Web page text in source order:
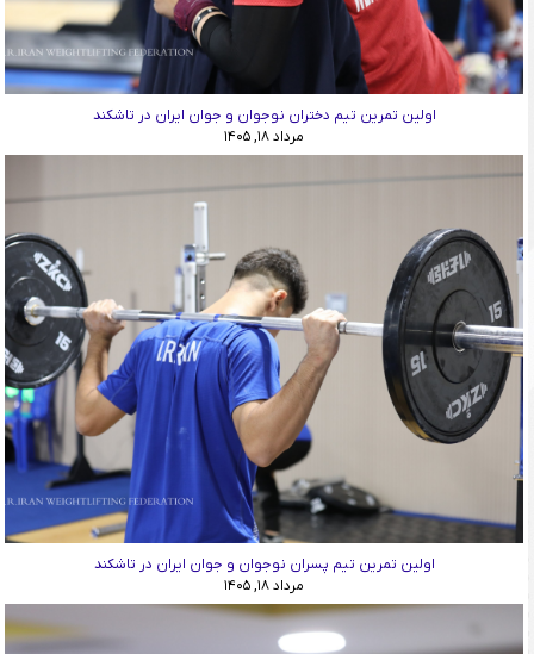
اولین تمرین تیم دختران نوجوان و جوان ایران در تاشکند
مرداد ۱۸, ۱۴۰۵
اولین تمرین تیم پسران نوجوان و جوان ایران در تاشکند
مرداد ۱۸, ۱۴۰۵